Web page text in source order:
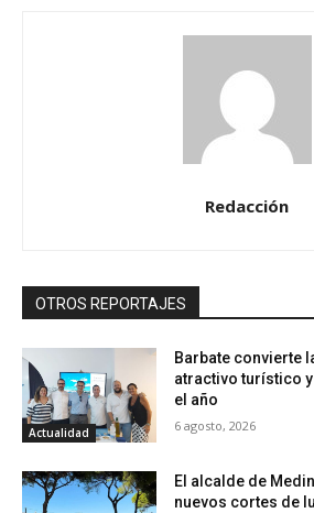
Redacción
OTROS REPORTAJES
Actualidad
Barbate convierte
atractivo turístico
el año
6 agosto, 2026
El alcalde de
nuevos cortes de